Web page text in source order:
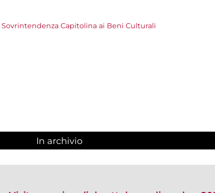
Sovrintendenza Capitolina ai Beni Culturali
In archivio